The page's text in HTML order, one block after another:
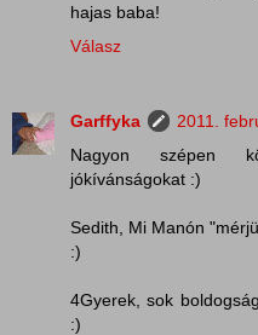
hajas baba!
Válasz
Garffyka
2011.
Nagyon szépen
jókívánságokat :)
Sedith, Mi Manón
:)
4Gyerek, sok
:)